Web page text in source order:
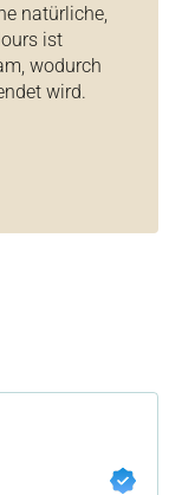
natürliche,
ist
wodurch
wird.